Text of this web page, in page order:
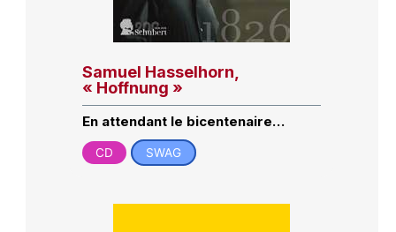
Samuel Hasselhorn,
« Hoffnung »
En attendant le bicentenaire…
CD SWAG